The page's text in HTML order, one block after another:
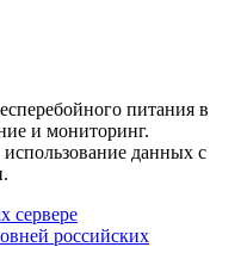
питания в
и мониторинг.
данных с